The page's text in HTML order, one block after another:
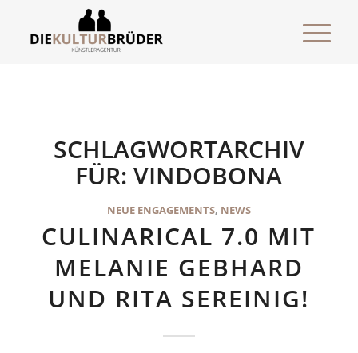
SCHLAGWORTARCHIV
FÜR:VINDOBONA
NEUE ENGAGEMENTS, NEWS
CULINARICAL 7.0 MIT
MELANIE GEBHARD
UND RITA SEREINIG!